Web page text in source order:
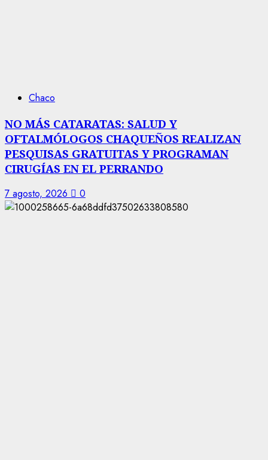
Chaco
NO MÁS CATARATAS: SALUD Y
OFTALMÓLOGOS CHAQUEÑOS REALIZAN
PESQUISAS GRATUITAS Y PROGRAMAN
CIRUGÍAS EN EL PERRANDO
7 agosto, 2026 0